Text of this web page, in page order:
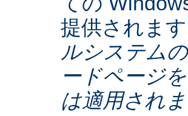
提供されます
ルシステム
ードページ
は適用されま